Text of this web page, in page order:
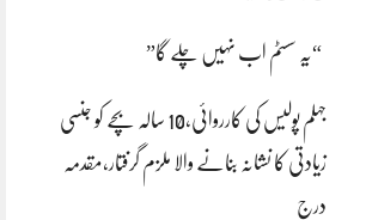
“یہ سسٹم اب نہیں چلے گا”
جہلم پولیس کی کارروائی،10 سالہ بچے کو جنسی
زیادتی کا نشانہ بنانے والا ملزم گرفتار،مقدمہ
درج